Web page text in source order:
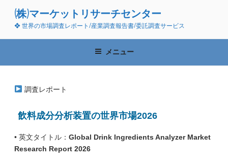
ン
(株)マーケットリサーチセンター
❖ 世界の市場調査レポート/産業調査報告書/委託調査サービス
メニュー
調査レポート
飲料成分分析装置の世界市場2026
• 英文タイトル： Global Drink Ingredients Analyzer Market
Research Report 2026